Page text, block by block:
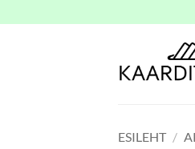
to
ESILEHT /